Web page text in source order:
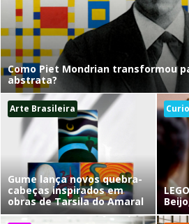
Como Piet Mondrian transformou
abstrata?
Arte Brasileira
Gume lança novos quebra-
cabeças inspirados em
obras de Tarsila do Amaral